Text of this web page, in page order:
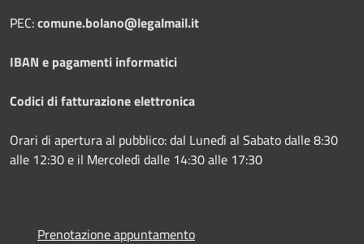
PEC:comune.bolano@legalmail.it
IBAN e pagamenti informatici
Codici di fatturazione elettronica
Orari di apertura al pubblico: dal Lunedì al Sabato dalle 8:30
alle 12:30 e il Mercoledì dalle 14:30 alle 17:30
Prenotazione appuntamento